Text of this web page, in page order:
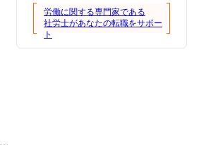
労働に関する専門家である
社労士があなたの転職をサポー
ト